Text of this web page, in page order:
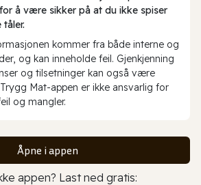
å være sikker på at du ikke spiser
kommer fra både interne og
og kan inneholde feil. Gjenkjenning
og tilsetninger kan også være
Mat-appen er ikke ansvarlig for
og mangler.
Åpne i appen
appen? Last ned gratis: